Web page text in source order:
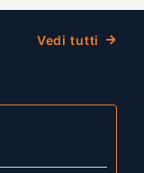
Vedi tutti